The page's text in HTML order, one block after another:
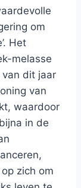
om
Het
melasse
dit jaar
van
waardoor
in de
zich om